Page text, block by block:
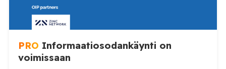
PRO Informaatiosodankäynti on
voimissaan